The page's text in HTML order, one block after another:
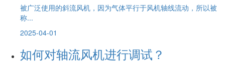
被广泛使用的斜流风机，因为气体平行于风机轴线流动，所以被
称...
2025-04-01
如何对轴流风机进行调试？